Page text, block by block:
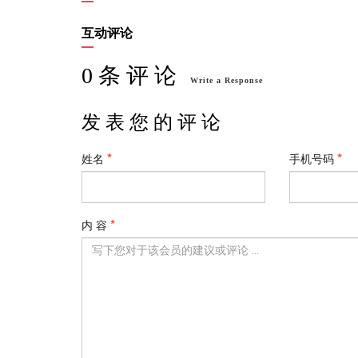
互动评论
0 条 评 论 Write a Response
发 表 您 的 评 论
姓名 手机号码
内 容